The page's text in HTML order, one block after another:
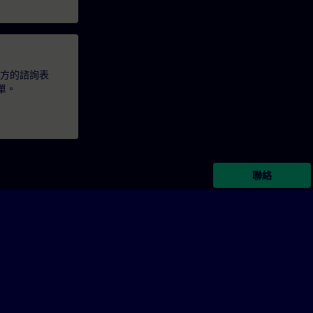
的諮詢表
。
聯絡